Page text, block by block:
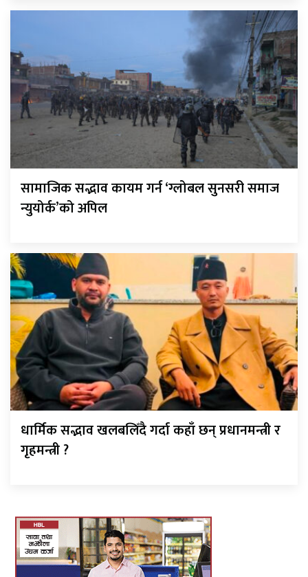
सामाजिक सद्भाव कायम गर्न ‘ग्लोबल सुनसरी समाज
न्युयोर्क’को अपिल
धार्मिक सद्भाव खलबलिँदै गर्दा कहाँ छन् प्रधानमन्त्री र
गृहमन्त्री ?